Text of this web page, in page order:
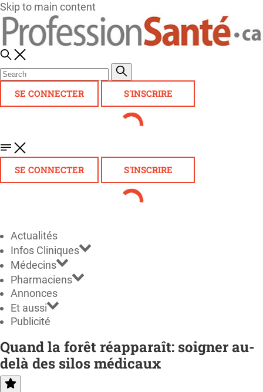
Skip to main content
SE CONNECTER S'INSCRIRE
SE CONNECTER S'INSCRIRE
Actualités
Infos Cliniques
Médecins
Pharmaciens
Annonces
Et aussi
Publicité
Quand la forêt réapparaît: soigner au-
delà des silos médicaux